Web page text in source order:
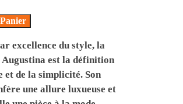
excellence du style, la
Augustina est la définition
et de la simplicité. Son
une allure luxueuse et